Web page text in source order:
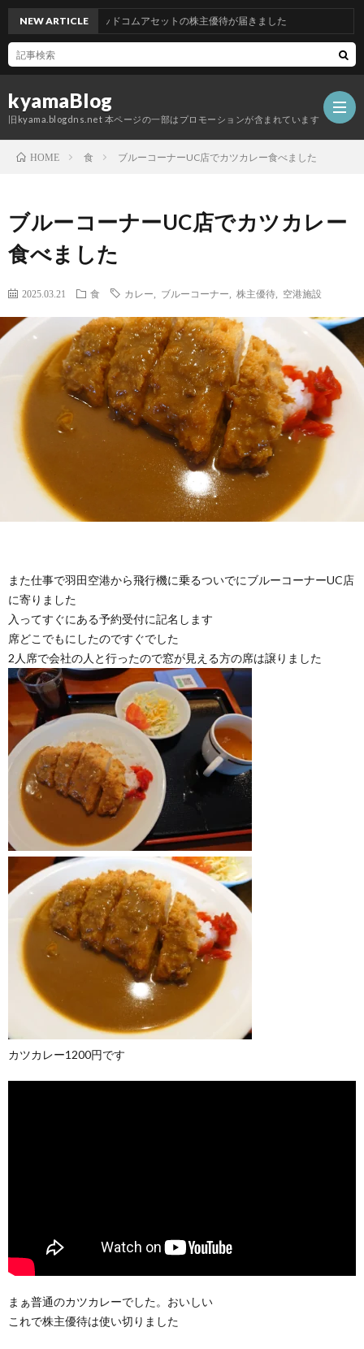
kyamaBlog
旧kyama.blogdns.net 本ページの一部はプロモーションが含まれています
NEW ARTICLEグッドコムアセットの株主優待が届きました
HOME 食 ブルーコーナーUC店でカツカレー食べました
ブルーコーナーUC店でカツカレー
食べました
2025.03.21 食 カレー ブルーコーナー 株主優待 空港施設
また仕事で羽田空港から飛行機に乗るついでにブルーコーナーUC店
に寄りました
入ってすぐにある予約受付に記名します
席どこでもにしたのですぐでした
2人席で会社の人と行ったので窓が見える方の席は譲りました
カツカレー1200円です
まぁ普通のカツカレーでした。おいしい
これで株主優待は使い切りました